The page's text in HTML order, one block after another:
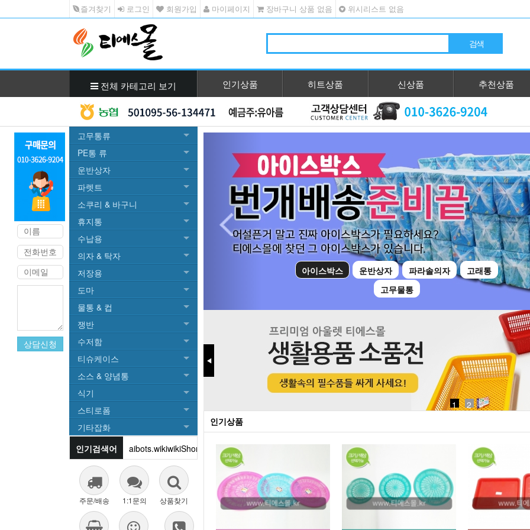
즐겨찾기 로그인 회원가입 마이페이지 장바구니 상품 없음 위시리스트 없음
전체 카테고리 보기 인기상품 히트상품 신상품 추천상품
고무통류
PE통 류
운반상자
파렛트
소쿠리 & 바구니
휴지통
수납용
의자 & 탁자
저장용
도마
물통 & 컵
쟁반
수저함
티슈케이스
소스 & 양념통
식기
스티로폼
기타잡화
aktmzm
2026
2027
운반상자
주문/배송 1:1문의 상품찾기
아이스박스 운반상자 파라솔의자
고래통
고무물통
◀
1
2
인기상품